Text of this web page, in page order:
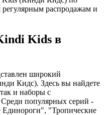
распродажам и
Kids в
широкий
Кидс). Здесь вы найдете
и наборы с
популярных серий -
"Тропические